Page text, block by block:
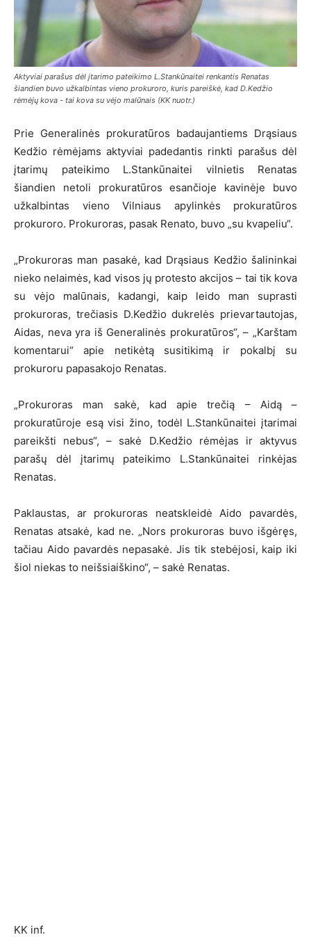
Aktyviai parašus dėl įtarimo pateikimo L.Stankūnaitei renkantis Renatas
šiandien buvo užkalbintas vieno prokuroro, kuris pareiškė, kad D.Kedžio
rėmėjų kova - tai kova su vėjo malūnais (KK nuotr.)
Prie Generalinės prokuratūros badaujantiems Drąsiaus
Kedžio rėmėjams aktyviai padedantis rinkti parašus dėl
įtarimų pateikimo L.Stankūnaitei vilnietis Renatas
šiandien netoli prokuratūros esančioje kavinėje buvo
užkalbintas vieno Vilniaus apylinkės prokuratūros
prokuroro. Prokuroras, pasak Renato, buvo „su kvapeliu“.
„Prokuroras man pasakė, kad Drąsiaus Kedžio šalininkai
nieko nelaimės, kad visos jų protesto akcijos – tai tik kova
su vėjo malūnais, kadangi, kaip leido man suprasti
prokuroras, trečiasis D.Kedžio dukrelės prievartautojas,
Aidas, neva yra iš Generalinės prokuratūros“, – „Karštam
komentarui“ apie netikėtą susitikimą ir pokalbį su
prokuroru papasakojo Renatas.
„Prokuroras man sakė, kad apie trečią – Aidą –
prokuratūroje esą visi žino, todėl L.Stankūnaitei įtarimai
pareikšti nebus“, – sakė D.Kedžio rėmėjas ir aktyvus
parašų dėl įtarimų pateikimo L.Stankūnaitei rinkėjas
Renatas.
Paklaustas, ar prokuroras neatskleidė Aido pavardės,
Renatas atsakė, kad ne. „Nors prokuroras buvo išgėręs,
tačiau Aido pavardės nepasakė. Jis tik stebėjosi, kaip iki
šiol niekas to neišsiaiškino“, – sakė Renatas.
KK inf.